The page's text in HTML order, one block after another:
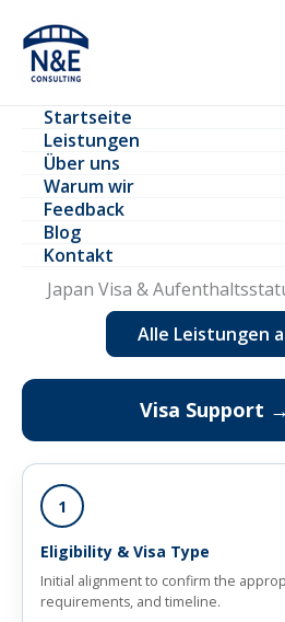
Inhalt
springen
Startseite
Leistungen
Über uns
Warum wir
Feedback
Blog
Kontakt
Japan Visa &
Alle Leistungen
Visa Support
1
Eligibility & Visa Type
Initial alignment to confirm the
requirements, and timeline.